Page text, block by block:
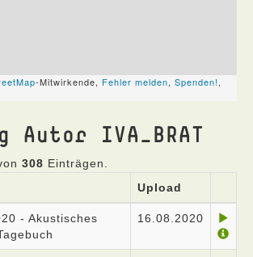
Autor IVA_BRAT
308 Einträgen.
Upload
- Akustisches
16.08.2020